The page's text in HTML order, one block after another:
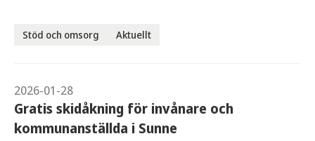
Stöd och omsorg Aktuellt
2026-01-28
Gratis skidåkning för invånare och
kommunanställda i Sunne